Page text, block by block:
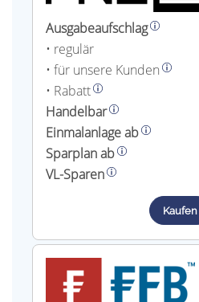
Ausgabeaufschlag
• regulär
• für unsere Kunden
• Rabatt
Handelbar
Einmalanlage ab
Sparplan ab
VL-Sparen
Kaufen